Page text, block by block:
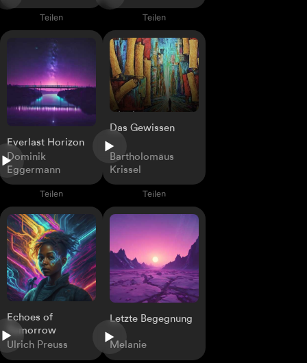
Teilen Teilen
Everlast Horizon
Dominik
Eggermann
Teilen
Das Gewissen
Bartholomäus
Krissel
Teilen
Echoes of
Tomorrow
Ulrich Preuss
Letzte Begegnung
Melanie